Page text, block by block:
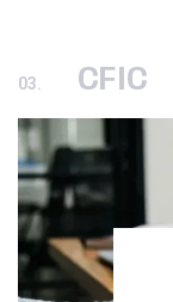
03. CFIC